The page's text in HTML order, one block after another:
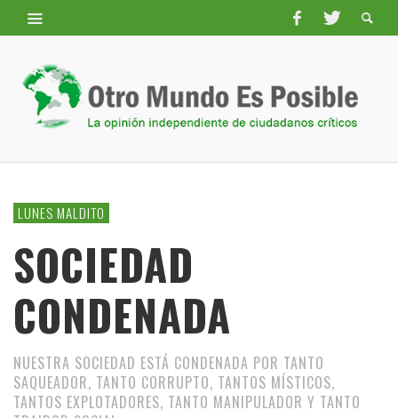
LUNES MALDITO
SOCIEDAD
CONDENADA
NUESTRA SOCIEDAD ESTÁ CONDENADA POR TANTO
SAQUEADOR, TANTO CORRUPTO, TANTOS MÍSTICOS,
TANTOS EXPLOTADORES, TANTO MANIPULADOR Y TANTO